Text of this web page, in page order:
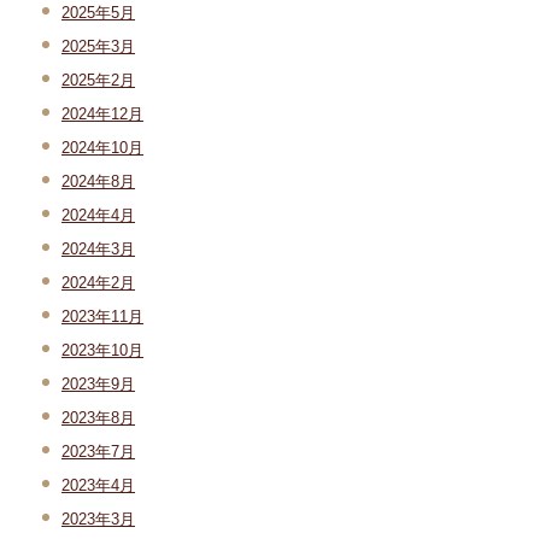
2025年5月
2025年3月
2025年2月
2024年12月
2024年10月
2024年8月
2024年4月
2024年3月
2024年2月
2023年11月
2023年10月
2023年9月
2023年8月
2023年7月
2023年4月
2023年3月